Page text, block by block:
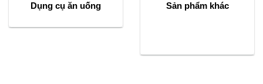
Dụng cụ ăn uống Sản phẩm khác